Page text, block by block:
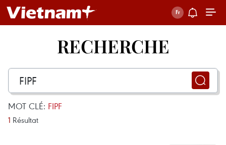
RECHERCHE
MOT CLÉ: FIPF
1 Résultat